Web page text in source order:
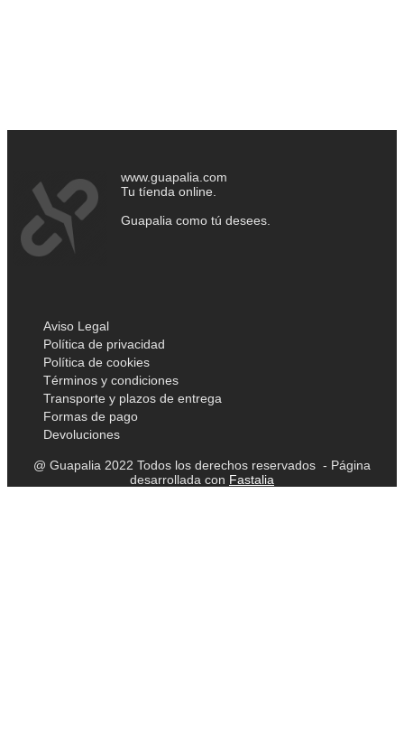
www.guapalia.com
Tu tíenda online.
Guapalia como tú desees.
Aviso Legal
Política de privacidad
Política de cookies
Términos y condiciones
Transporte y plazos de entrega
Formas de pago
Devoluciones
@ Guapalia 2022 Todos los derechos reservados - Página
desarrollada con Fastalia